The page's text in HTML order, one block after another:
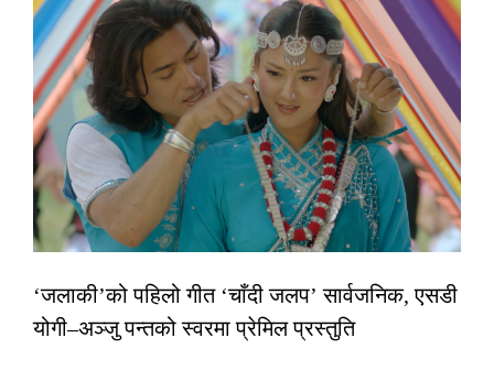
‘जलाकी’को पहिलो गीत ‘चाँदी जलप’ सार्वजनिक, एसडी
योगी–अञ्जु पन्तको स्वरमा प्रेमिल प्रस्तुति